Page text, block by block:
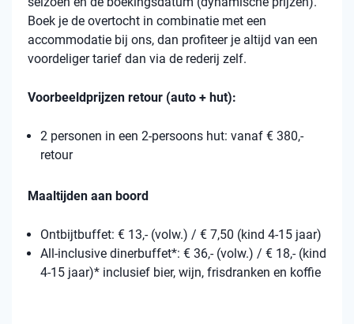
Boek je de overtocht in combinatie met een
accommodatie bij ons, dan profiteer je altijd van een
voordeliger tarief dan via de rederij zelf.
Voorbeeldprijzen retour (auto + hut):
2 personen in een 2-persoons hut: vanaf € 380,-
retour
Maaltijden aan boord
Ontbijtbuffet: € 13,- (volw.) / € 7,50 (kind 4-15 jaar)
All-inclusive dinerbuffet*: € 36,- (volw.) / € 18,- (kind
4-15 jaar)* inclusief bier, wijn, frisdranken en koffie